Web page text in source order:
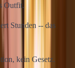
Outfit.
Stunden -- das
kein Gesetz.